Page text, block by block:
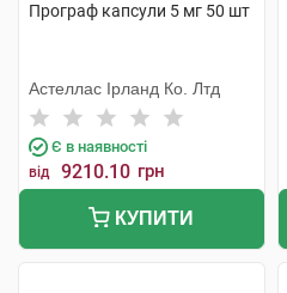
Програф капсули 5 мг 50 шт
Астеллас Ірланд Ко. Лтд
Є в наявності
від 9210.10 грн
КУПИТИ